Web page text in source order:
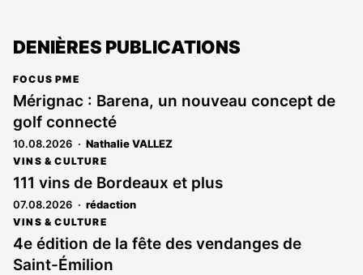
DENIÈRES PUBLICATIONS
FOCUS PME
Mérignac : Barena, un nouveau concept de
golf connecté
10.08.2026 Nathalie VALLEZ
VINS & CULTURE
111 vins de Bordeaux et plus
07.08.2026 rédaction
VINS & CULTURE
4e édition de la fête des vendanges de
Saint-Émilion